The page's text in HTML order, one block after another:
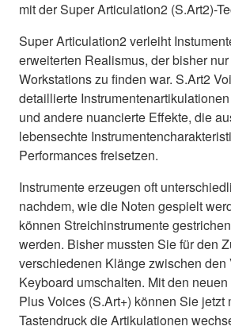
mit der Super Articulation2 (S.Art2)-
Super Articulation2 verleiht
erweiterten Realismus, der bisher
Workstations zu finden war. S.Art2
detaillierte
und andere nuancierte Effekte, die
lebensechte
Performances freisetzen.
Instrumente erzeugen oft
nachdem, wie die Noten gespielt
können Streichinstrumente
werden. Bisher mussten Sie für den
verschiedenen Klänge zwischen den
Keyboard umschalten. Mit den
Plus Voices (S.Art+) können Sie jetzt
Tastendruck die Artikulationen